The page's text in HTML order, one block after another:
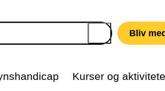
Bliv
Kurser og